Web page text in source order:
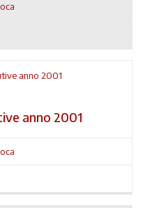
anno 2001